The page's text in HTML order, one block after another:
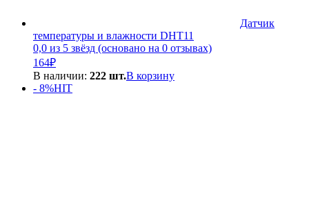
Датчик
температуры и влажности DHT11
0,0 из 5 звёзд (основано на 0 отзывах)
164₽
В наличии: 222 шт.В корзину
- 8%HIT